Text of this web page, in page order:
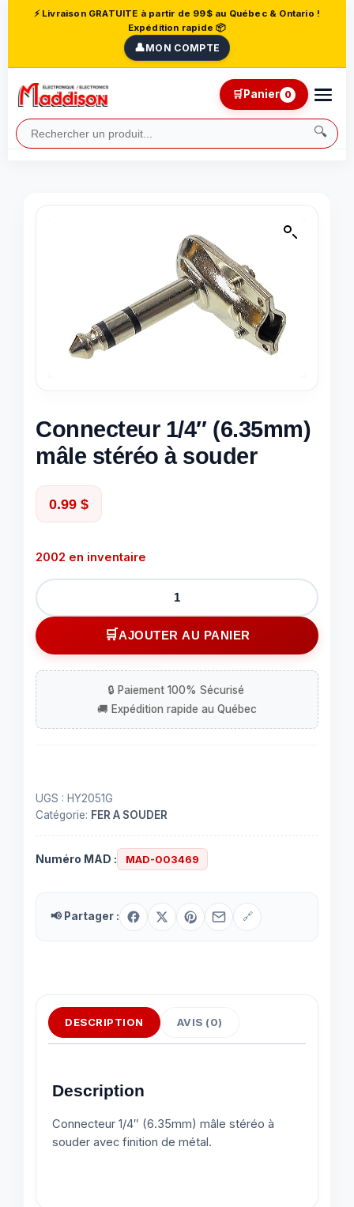
⚡ Livraison GRATUITE à partir de 99$ au Québec & Ontario !
Expédition rapide 📦
👤MON COMPTE
🔍
🛒Panier 0
Connecteur 1/4″ (6.35mm)
mâle stéréo à souder
0.99 $
2002 en inventaire
quantité
de
Connecteur
1/4"
mâle
stéréo
à
AJOUTER AU PANIER
UGS : HY2051G
Catégorie: FER A SOUDER
Numéro MAD : MAD-003469
📢 Partager : 🔗
DESCRIPTION AVIS (0)
Description
Connecteur 1/4″ (6.35mm) mâle stéréo à
souder avec finition de métal.